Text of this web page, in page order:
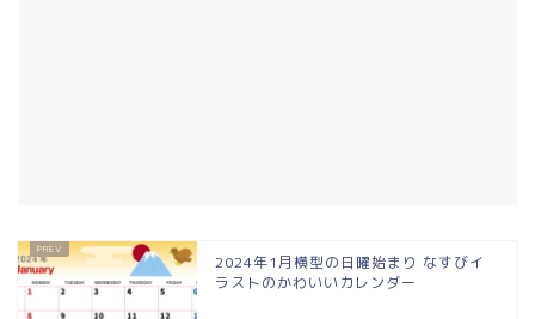
2024年1月横型の日曜始まり なすびイ
ラストのかわいいカレンダー